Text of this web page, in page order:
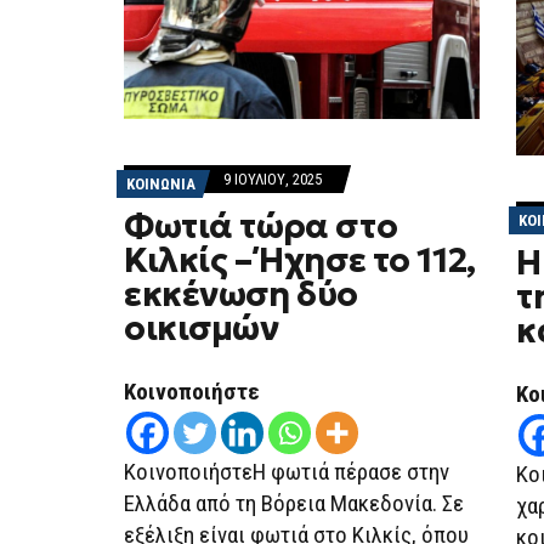
ΚΟΙΝΩΝΙΑ 9 ΙΟΥΛΊΟΥ, 2025
Φωτιά τώρα στο
Κιλκίς – Ήχησε το 112,
εκκένωση δύο
οικισμών
Κοινοποιήστε
ΚοινοποιήστεΗ φωτιά πέρασε στην
Ελλάδα από τη Βόρεια Μακεδονία. Σε
εξέλιξη είναι φωτιά στο Κιλκίς, όπου